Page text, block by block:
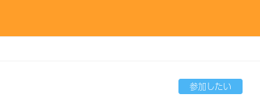
参加したい